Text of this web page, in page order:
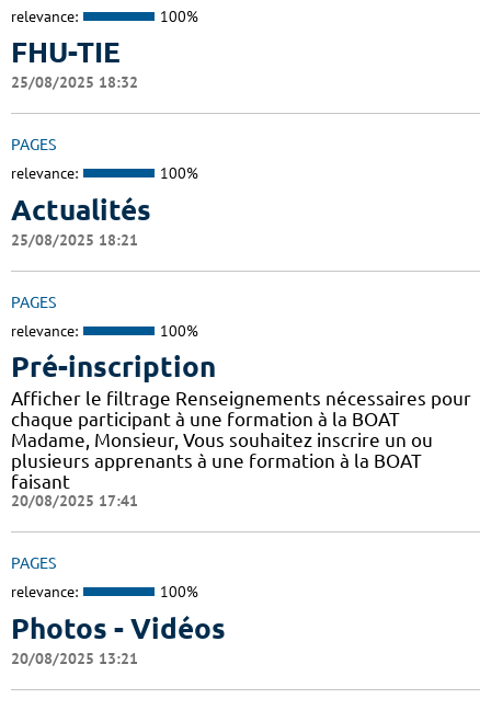
relevance: 100%
FHU-TIE
25/08/2025 18:32
PAGES
relevance: 100%
Actualités
25/08/2025 18:21
PAGES
relevance: 100%
Pré-inscription
Afficher le filtrage Renseignements nécessaires pour
chaque participant à une formation à la BOAT
Madame, Monsieur, Vous souhaitez inscrire un ou
plusieurs apprenants à une formation à la BOAT
faisant
20/08/2025 17:41
PAGES
relevance: 100%
Photos - Vidéos
20/08/2025 13:21